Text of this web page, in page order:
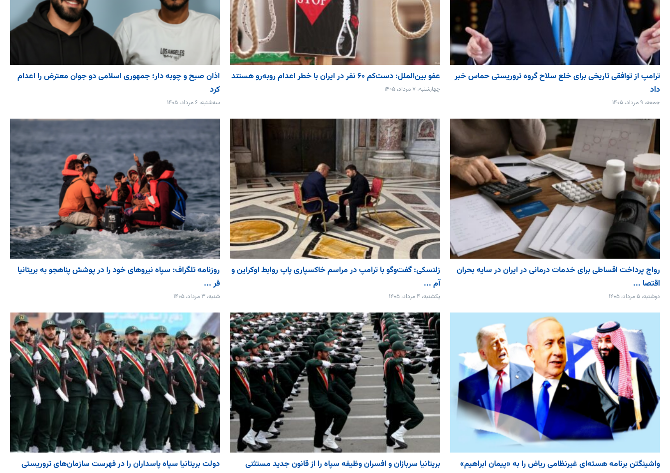
ترامپ از توافقی تاریخی برای خلع ‌سلاح گروه تروریستی حماس خبر
داد
جمعه، ۹ مرداد، ۱۴۰۵
عفو بین‌الملل: دست‌کم ۶۰ نفر در ایران با خطر اعدام روبه‌رو هستند
چهارشنبه، ۷ مرداد، ۱۴۰۵
اذان صبح و چوبه دار؛ جمهوری اسلامی دو جوان معترض را اعدام
کرد
سه‌شنبه، ۶ مرداد، ۱۴۰۵
رواج پرداخت اقساطی برای خدمات درمانی در ایران در سایه بحران
اقتصا ...
دوشنبه، ۵ مرداد، ۱۴۰۵
زلنسکی: گفت‌وگو با ترامپ در مراسم خاکسپاری پاپ روابط اوکراین و
آم ...
یکشنبه، ۴ مرداد، ۱۴۰۵
روزنامه تلگراف: سپاه نیروهای خود را در پوشش پناهجو به بریتانیا
فر ...
شنبه، ۳ مرداد، ۱۴۰۵
واشینگتن برنامه هسته‌ای غیرنظامی ریاض را به «پیمان‌ ابراهیم»
بریتانیا سربازان و افسران وظیفه سپاه را از قانون جدید مستثنی
دولت بریتانیا سپاه پاسداران را در فهرست سازمان‌های تروریستی